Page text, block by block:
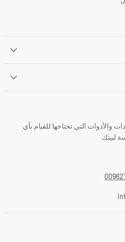
التي تحتاجها للقيام بأي
لبيتك